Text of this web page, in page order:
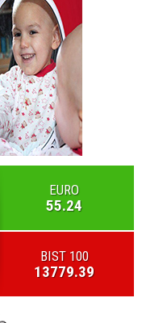
EURO
55.24
BIST 100
13779.39